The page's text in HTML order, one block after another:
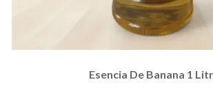
Esencia De Banana 1